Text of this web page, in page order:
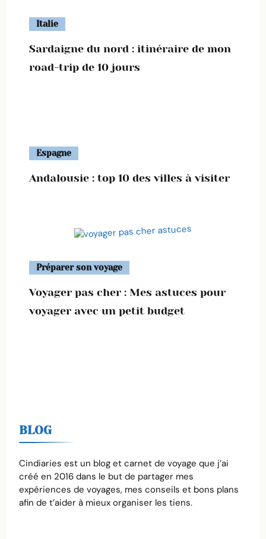
Italie
Sardaigne du nord : itinéraire de mon
road-trip de 10 jours
Espagne
Andalousie : top 10 des villes à visiter
Préparer son voyage
Voyager pas cher : Mes astuces pour
voyager avec un petit budget
BLOG
Cindiaries est un blog et carnet de voyage que j’ai
créé en 2016 dans le but de partager mes
expériences de voyages, mes conseils et bons plans
afin de t’aider à mieux organiser les tiens.